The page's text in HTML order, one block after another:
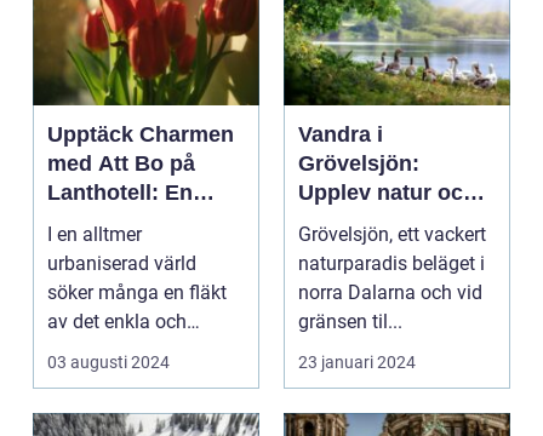
Upptäck Charmen
med Att Bo på
Lanthotell: En
Unik Upplevelse
på Smålandstorpet
I en alltmer
urbaniserad värld
söker många en fläkt
av det enkla och
naturn&aum...
03 augusti 2024
Vandra i
Grövelsjön:
Upplev natur och
fjällvandring på
toppnivå
Grövelsjön, ett vackert
naturparadis beläget i
norra Dalarna och vid
gränsen til...
23 januari 2024